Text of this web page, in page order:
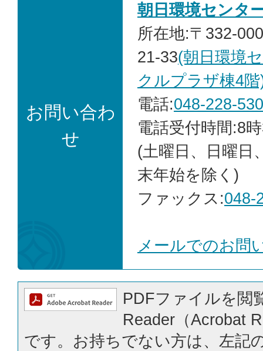
お問い合わ
せ
朝日環境センタ
所在地:〒332-
21-33(朝日環境
クルプラザ棟4
電話:048-228-
電話受付時間:8
(土曜日、日曜日
末年始を除く)
ファックス:048-
メールでのお問
PDFファイルを閲
Reader（Acrobat
です。お持ちでない方は、左記